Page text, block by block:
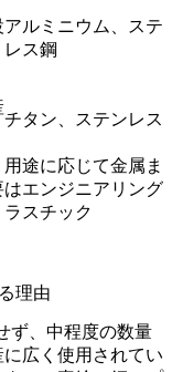
アルミニウム、ステ
レス鋼
チタン、ステンレス
用途に応じて金属ま
はエンジニアリング
ラスチック
理由
ず、中程度の数量
広く使用されてい